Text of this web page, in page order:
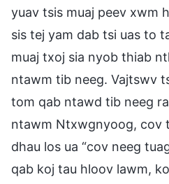
yuav tsis muaj peev xwm
sis tej yam dab tsi uas to
muaj txoj sia nyob thiab
ntawm tib neeg. Vajtswv
tom qab ntawd tib neeg
ntawm Ntxwgnyoog, cov
dhau los ua “cov neeg
qab koj tau hloov lawm,